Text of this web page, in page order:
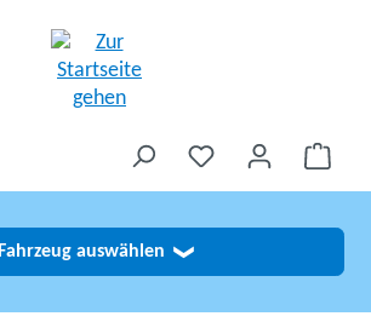
Fahrzeug auswählen ❯